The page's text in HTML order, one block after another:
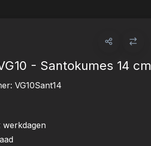
- Santokumes 14 cm
VG10Sant14
werkdagen